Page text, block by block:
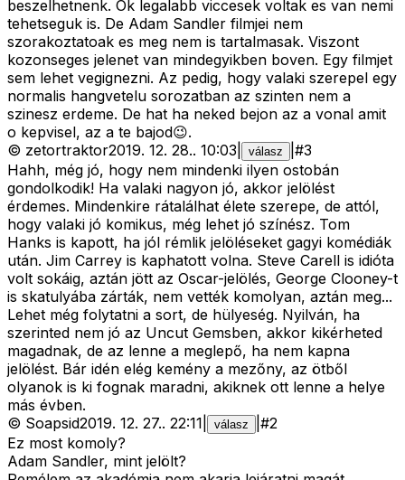
beszelhetnenk. Ok legalabb viccesek voltak es van nemi
tehetseguk is. De Adam Sandler filmjei nem
szorakoztatoak es meg nem is tartalmasak. Viszont
kozonseges jelenet van mindegyikben boven. Egy filmjet
sem lehet vegignezni. Az pedig, hogy valaki szerepel egy
normalis hangvetelu sorozatban az szinten nem a
szinesz erdeme. De hat ha neked bejon az a vonal amit
o kepvisel, az a te bajod😉.
© zetortraktor2019. 12. 28.. 10:03 válasz #3
Hahh, még jó, hogy nem mindenki ilyen ostobán
gondolkodik! Ha valaki nagyon jó, akkor jelölést
érdemes. Mindenkire rátalálhat élete szerepe, de attól,
hogy valaki jó komikus, még lehet jó színész. Tom
Hanks is kapott, ha jól rémlik jelöléseket gagyi komédiák
után. Jim Carrey is kaphatott volna. Steve Carell is idióta
volt sokáig, aztán jött az Oscar-jelölés, George Clooney-t
is skatulyába zárták, nem vették komolyan, aztán meg...
Lehet még folytatni a sort, de hülyeség. Nyilván, ha
szerinted nem jó az Uncut Gemsben, akkor kikérheted
magadnak, de az lenne a meglepő, ha nem kapna
jelölést. Bár idén elég kemény a mezőny, az ötből
olyanok is ki fognak maradni, akiknek ott lenne a helye
más évben.
© Soapsid2019. 12. 27.. 22:11 válasz #2
Ez most komoly?
Adam Sandler, mint jelölt?